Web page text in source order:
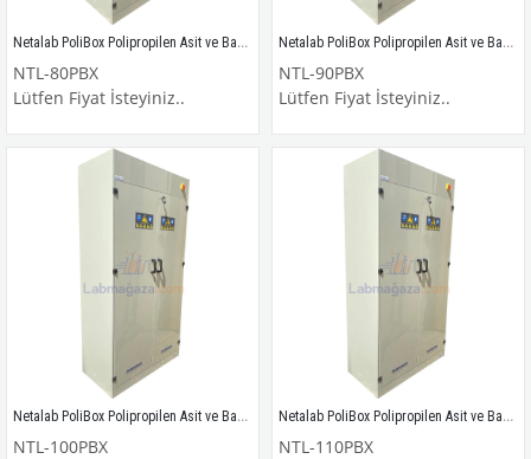
Netalab PoliBox Polipropilen Asit ve Baz Dolabı / NTL-80PBX
NTL-80PBX
Lütfen Fiyat İsteyiniz..
Netalab PoliBox Polipropilen Asit ve Baz Dolabı / NTL-90PBX
NTL-90PBX
Lütfen Fiyat İsteyiniz..
Netalab PoliBox Polipropilen Asit ve Baz Dolabı / NTL-100PBX
NTL-100PBX
Netalab PoliBox Polipropilen Asit ve Baz Dolabı / NTL-110PBX
NTL-110PBX